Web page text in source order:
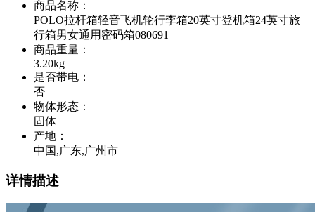
商品名称 ：
POLO拉杆箱轻音飞机轮行李箱20英寸登机箱24英寸旅
行箱男女通用密码箱080691
商品重量 ：
3.20kg
是否带电 ：
否
物体形态 ：
固体
产地 ：
中国,广东,广州市
详情描述